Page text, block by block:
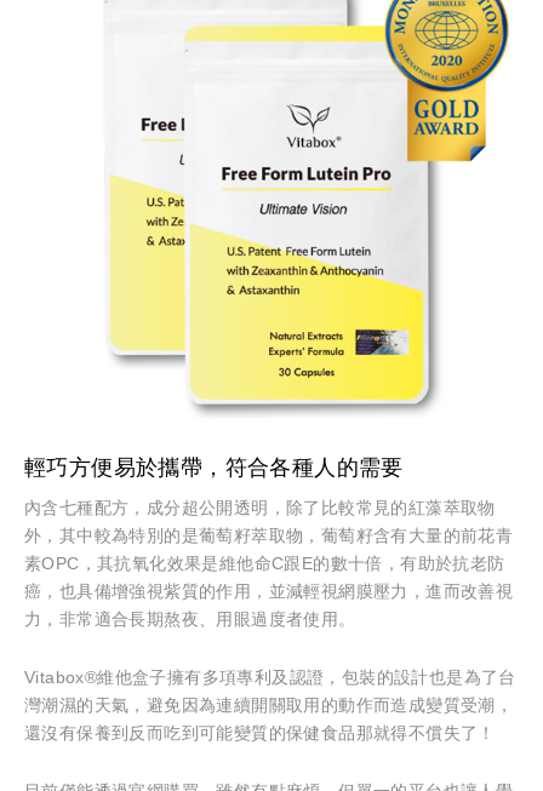
輕巧方便易於攜帶，符合各種人的需要
內含七種配方，成分超公開透明，除了比較常見的紅藻萃取物
外，其中較為特別的是葡萄籽萃取物，葡萄籽含有大量的前花青
素OPC，其抗氧化效果是維他命C跟E的數十倍，有助於抗老防
癌，也具備增強視紫質的作用，並減輕視網膜壓力，進而改善視
力，非常適合長期熬夜、用眼過度者使用。
Vitabox®維他盒子擁有多項專利及認證，包裝的設計也是為了台
灣潮濕的天氣，避免因為連續開關取用的動作而造成變質受潮，
還沒有保養到反而吃到可能變質的保健食品那就得不償失了！